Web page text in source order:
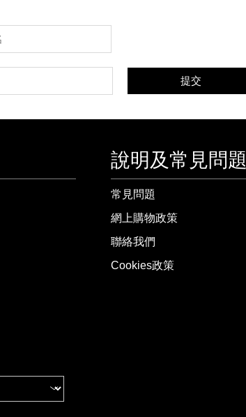
提交
說明及常見問題
常見問題
網上購物政策
聯絡我們
Cookies政策